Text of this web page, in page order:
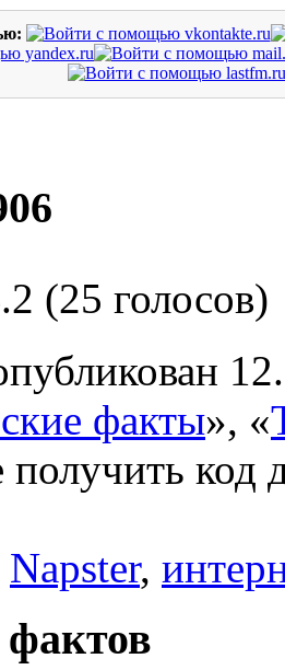
(25 голосов)
факты», «
код
Napster,